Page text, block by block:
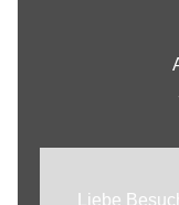
Liebe